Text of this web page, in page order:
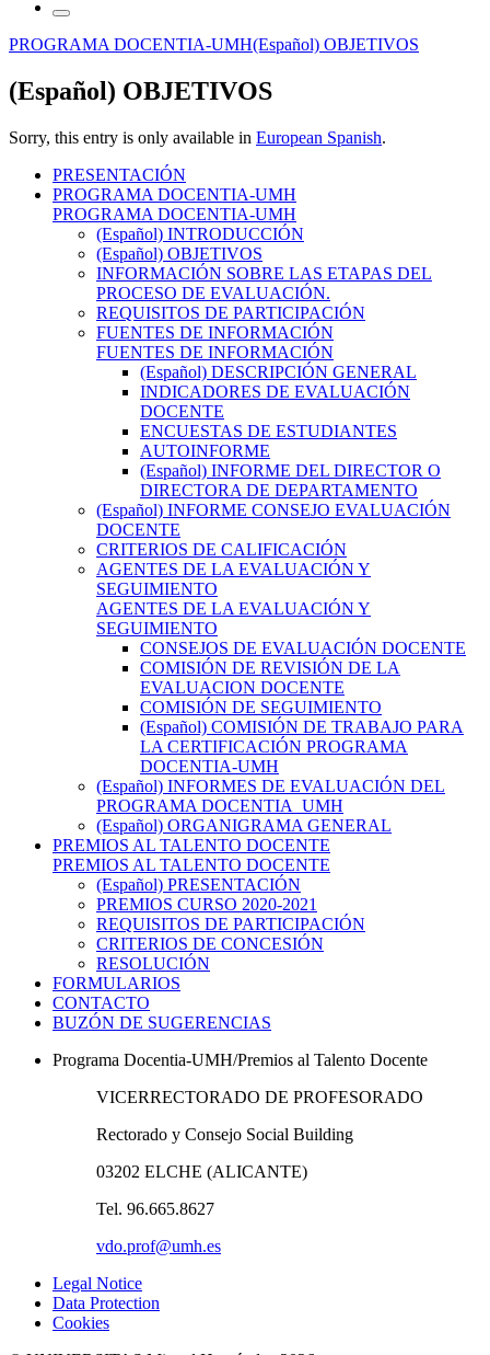
PROGRAMA DOCENTIA-UMH(Español) OBJETIVOS
(Español) OBJETIVOS
Sorry, this entry is only available in European Spanish.
PRESENTACIÓN
PROGRAMA DOCENTIA-UMH
PROGRAMA DOCENTIA-UMH
(Español) INTRODUCCIÓN
(Español) OBJETIVOS
INFORMACIÓN SOBRE LAS ETAPAS DEL
PROCESO DE EVALUACIÓN.
REQUISITOS DE PARTICIPACIÓN
FUENTES DE INFORMACIÓN
FUENTES DE INFORMACIÓN
(Español) DESCRIPCIÓN GENERAL
INDICADORES DE EVALUACIÓN
DOCENTE
ENCUESTAS DE ESTUDIANTES
AUTOINFORME
(Español) INFORME DEL DIRECTOR O
DIRECTORA DE DEPARTAMENTO
(Español) INFORME CONSEJO EVALUACIÓN
DOCENTE
CRITERIOS DE CALIFICACIÓN
AGENTES DE LA EVALUACIÓN Y
SEGUIMIENTO
AGENTES DE LA EVALUACIÓN Y
SEGUIMIENTO
CONSEJOS DE EVALUACIÓN DOCENTE
COMISIÓN DE REVISIÓN DE LA
EVALUACION DOCENTE
COMISIÓN DE SEGUIMIENTO
(Español) COMISIÓN DE TRABAJO PARA
LA CERTIFICACIÓN PROGRAMA
DOCENTIA-UMH
(Español) INFORMES DE EVALUACIÓN DEL
PROGRAMA DOCENTIA_UMH
(Español) ORGANIGRAMA GENERAL
PREMIOS AL TALENTO DOCENTE
PREMIOS AL TALENTO DOCENTE
(Español) PRESENTACIÓN
PREMIOS CURSO 2020-2021
REQUISITOS DE PARTICIPACIÓN
CRITERIOS DE CONCESIÓN
RESOLUCIÓN
FORMULARIOS
CONTACTO
BUZÓN DE SUGERENCIAS
Programa Docentia-UMH/Premios al Talento Docente
VICERRECTORADO DE PROFESORADO
Rectorado y Consejo Social Building
03202 ELCHE (ALICANTE)
Tel. 96.665.8627
vdo.prof@umh.es
Legal Notice
Data Protection
Cookies